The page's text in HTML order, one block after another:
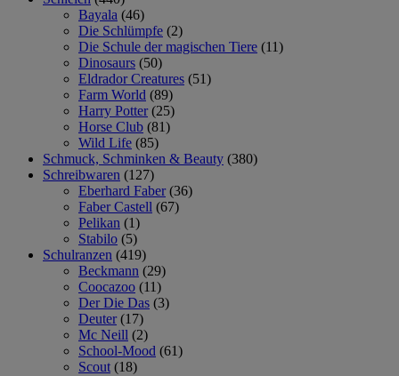
Bayala (46)
Die Schlümpfe (2)
Die Schule der magischen Tiere (11)
Dinosaurs (50)
Eldrador Creatures (51)
Farm World (89)
Harry Potter (25)
Horse Club (81)
Wild Life (85)
Schmuck, Schminken & Beauty (380)
Schreibwaren (127)
Eberhard Faber (36)
Faber Castell (67)
Pelikan (1)
Stabilo (5)
Schulranzen (419)
Beckmann (29)
Coocazoo (11)
Der Die Das (3)
Deuter (17)
Mc Neill (2)
School-Mood (61)
Scout (18)